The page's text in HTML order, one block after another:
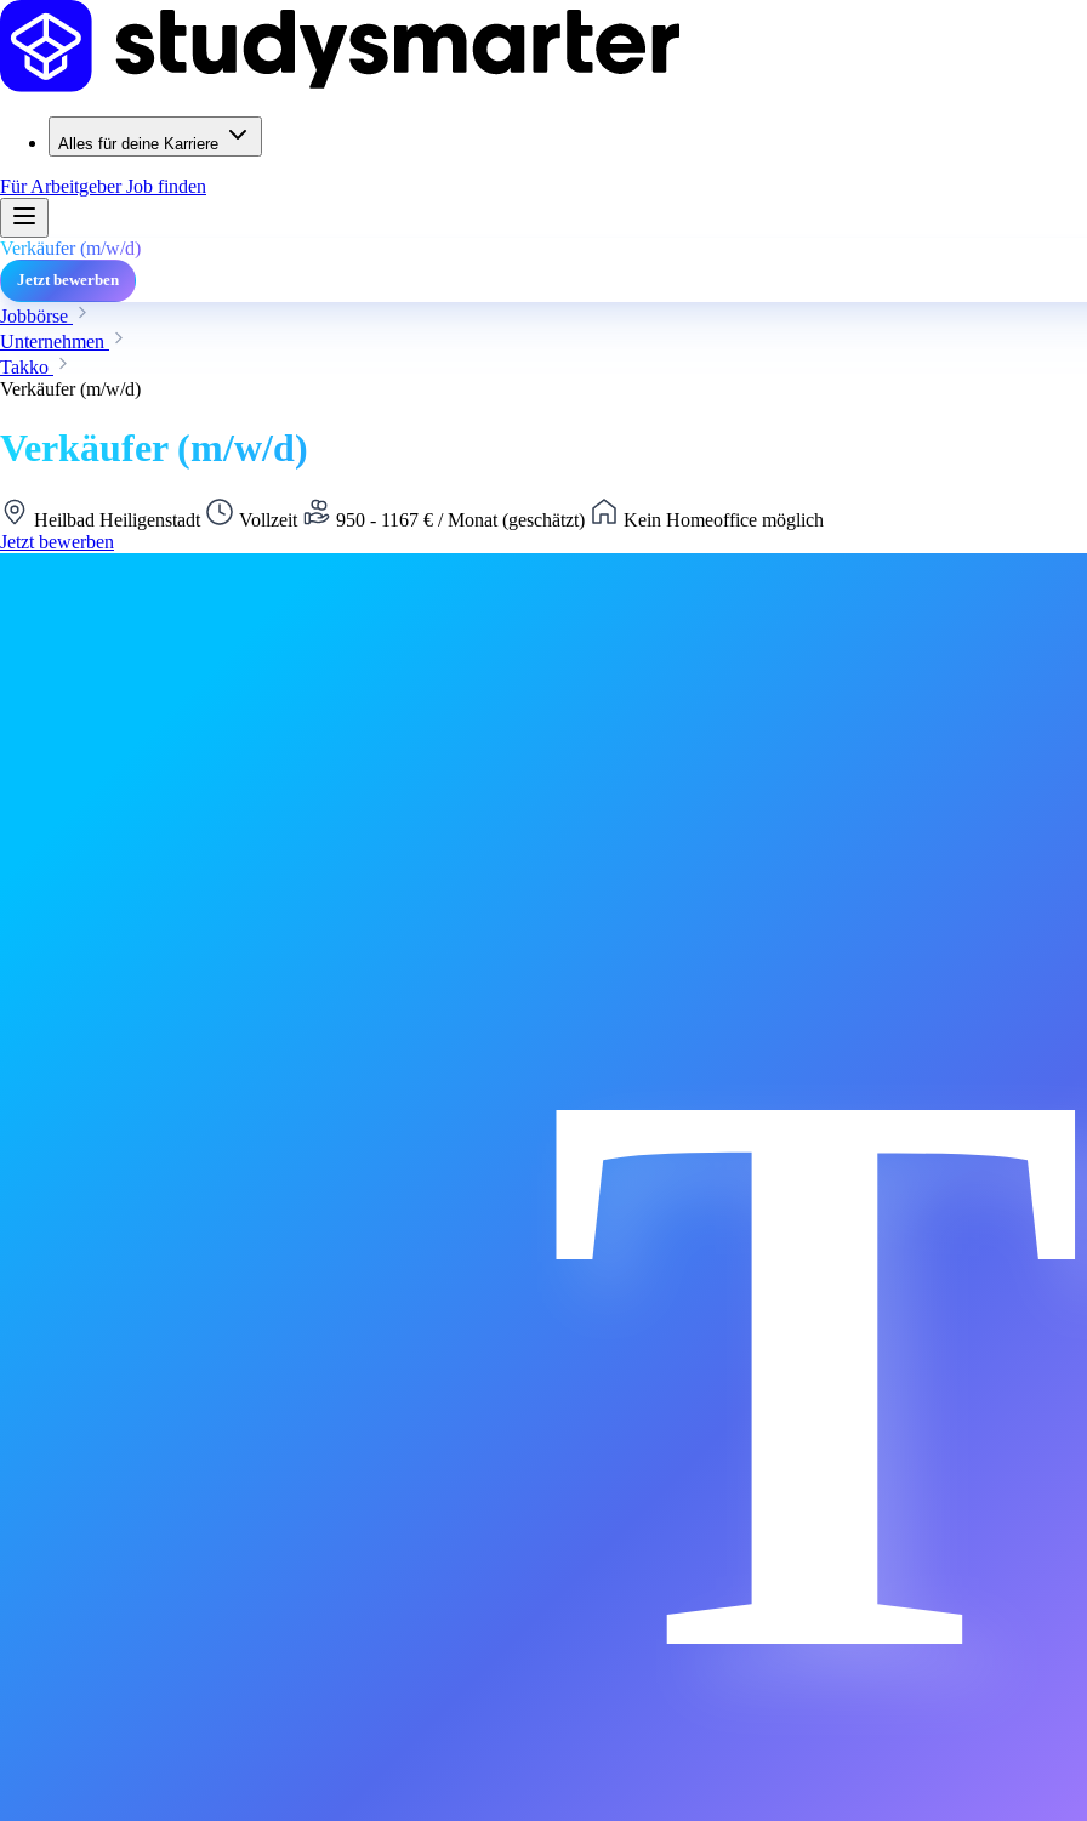
Alles für deine Karriere
Für ArbeitgeberJob finden
Verkäufer (m/w/d)
Jetzt bewerben
Jobbörse
Unternehmen
Takko
Verkäufer (m/w/d)
Verkäufer (m/w/d)
Heilbad Heiligenstadt Vollzeit 950 - 1167 € / Monat (geschätzt)
Kein Homeoffice möglich
Jetzt bewerben
T